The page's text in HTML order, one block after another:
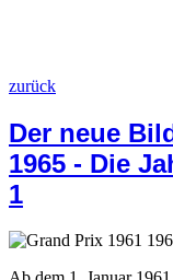
zurück
Der neue
1965 - Die
1